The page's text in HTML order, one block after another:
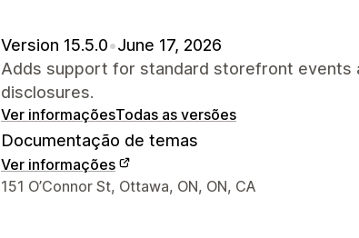
Version 15.5.0•June 17, 2026
Adds support for standard storefront events
disclosures.
Ver informaçõesTodas as versões
Documentação de temas
Ver informações
Informações de contato do designer
151 O’Connor St, Ottawa, ON, ON, CA